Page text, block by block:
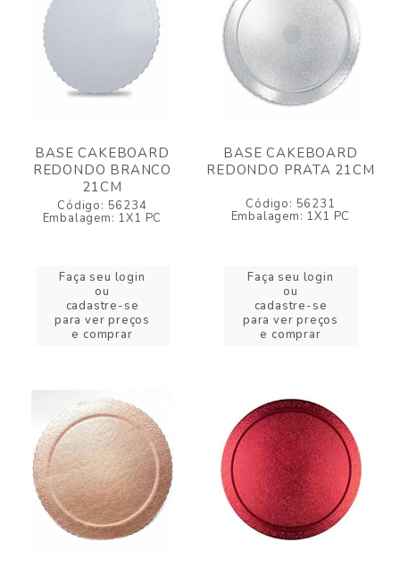
BASE CAKEBOARD
REDONDO BRANCO
21CM
Código: 56234
Embalagem: 1X1 PC
Faça seu login
ou
cadastre-se
para ver preços
e comprar
BASE CAKEBOARD
REDONDO PRATA 21CM
Código: 56231
Embalagem: 1X1 PC
Faça seu login
ou
cadastre-se
para ver preços
e comprar